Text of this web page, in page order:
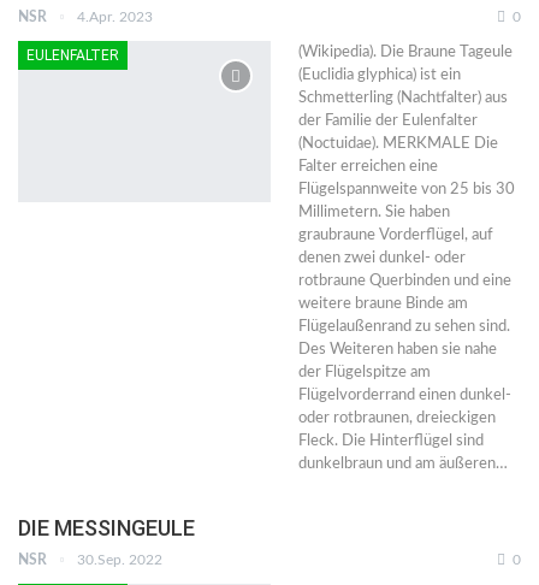
NSR 4.Apr. 2023 0
EULENFALTER
(Wikipedia). Die Braune Tageule
(Euclidia glyphica) ist ein
Schmetterling (Nachtfalter) aus
der Familie der Eulenfalter
(Noctuidae). MERKMALE Die
Falter erreichen eine
Flügelspannweite von 25 bis 30
Millimetern. Sie haben
graubraune Vorderflügel, auf
denen zwei dunkel- oder
rotbraune Querbinden und eine
weitere braune Binde am
Flügelaußenrand zu sehen sind.
Des Weiteren haben sie nahe
der Flügelspitze am
Flügelvorderrand einen dunkel-
oder rotbraunen, dreieckigen
Fleck. Die Hinterflügel sind
dunkelbraun und am äußeren…
DIE MESSINGEULE
NSR 30.Sep. 2022 0